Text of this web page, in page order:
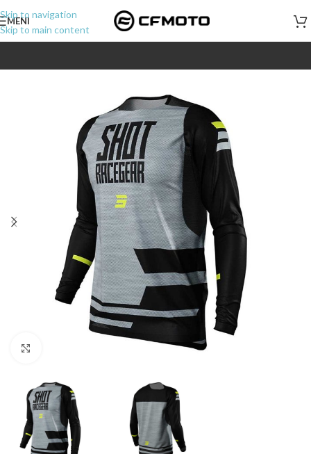
Skip to navigation
Skip to main content
MENI